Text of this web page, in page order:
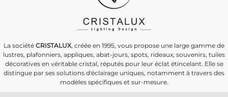
La société CRISTALUX, créée en 1995, vous propose une large gamme de
lustres, plafonniers, appliques, abat-jours, spots, rideaux, souvenirs, tuiles
décoratives en véritable cristal, réputés pour leur éclat étincelant. Elle se
distingue par ses solutions d'éclairage uniques, notamment à travers des
modèles spécifiques et sur-mesure.